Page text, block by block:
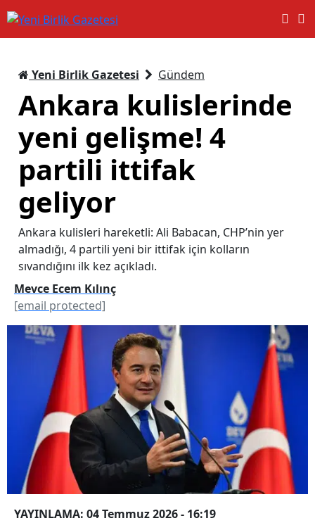
Yeni Birlik Gazetesi Gündem
Ankara kulislerinde
yeni gelişme! 4
partili ittifak
geliyor
Ankara kulisleri hareketli: Ali Babacan, CHP’nin yer
almadığı, 4 partili yeni bir ittifak için kolların
sıvandığını ilk kez açıkladı.
Mevce Ecem Kılınç
[email protected]
YAYINLAMA: 04 Temmuz 2026 - 16:19